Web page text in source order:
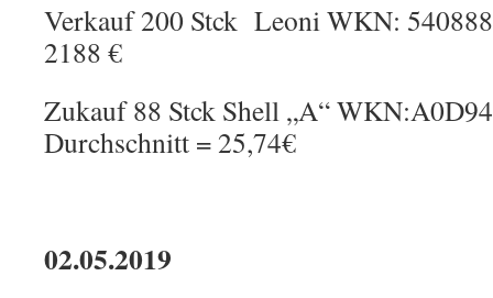
Verkauf 200 Stck Leoni WKN:
2188 €
Zukauf 88 Stck Shell „A“
Durchschnitt = 25,74€
02.05.2019